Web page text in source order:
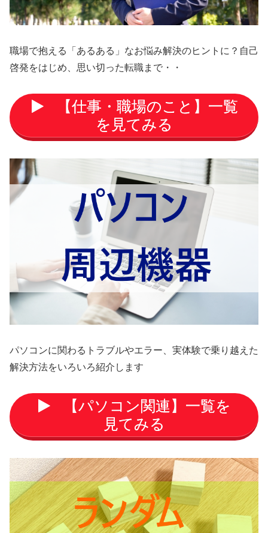
職場で抱える「あるある」なお悩み解決のヒントに？自己
啓発をはじめ、思い切った転職まで・・
【仕事・職場のこと】一覧
を見てみる
パソコンに関わるトラブルやエラー、実体験で乗り越えた
解決方法をいろいろ紹介します
【パソコン関連】一覧を
見てみる